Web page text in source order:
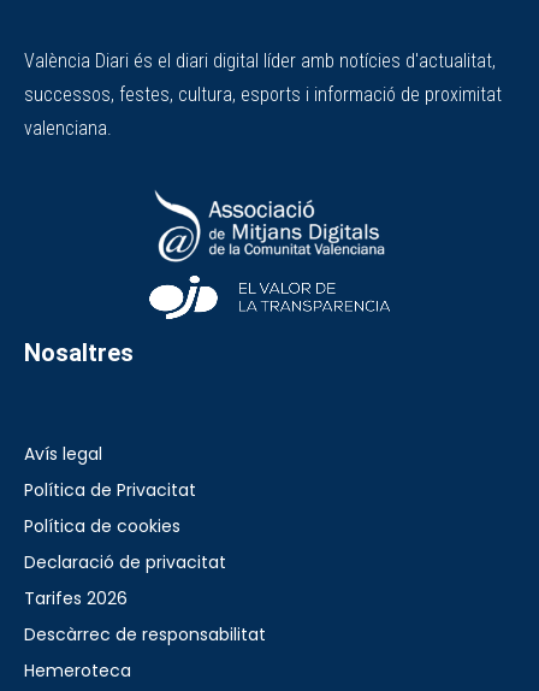
València Diari és el diari digital líder amb notícies d'actualitat,
successos, festes, cultura, esports i informació de proximitat
valenciana.
Nosaltres
Avís legal
Política de Privacitat
Política de cookies
Declaració de privacitat
Tarifes 2026
Descàrrec de responsabilitat
Hemeroteca